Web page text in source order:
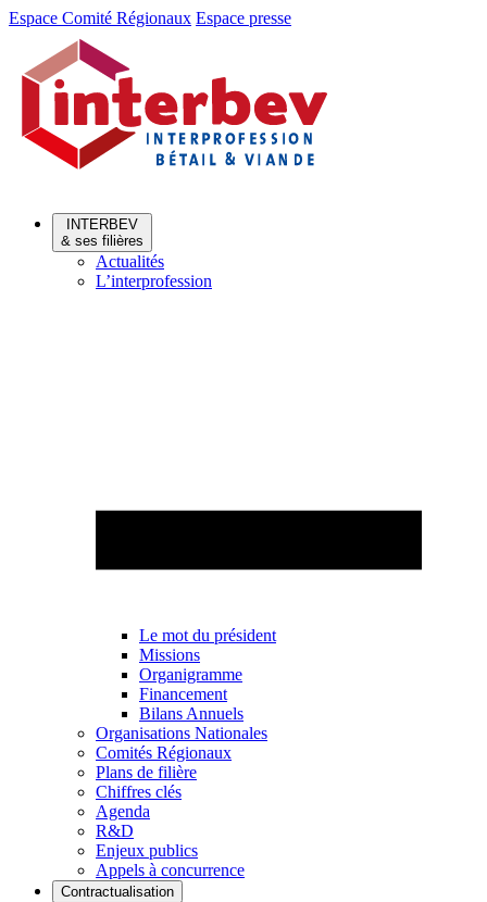
Aller
Aller
contenu
Espace Comité Régionaux Espace presse
INTERBEV
& ses filières
Actualités
L’interprofession
Le mot du président
Missions
Organigramme
Financement
Bilans Annuels
Organisations Nationales
Comités Régionaux
Plans de filière
Chiffres clés
Agenda
R&D
Enjeux publics
Appels à concurrence
Contractualisation